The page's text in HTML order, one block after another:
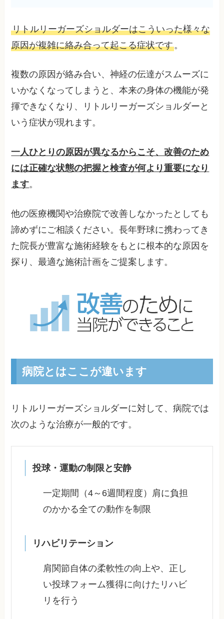
リトルリーガーズショルダーはこういった様々な
原因が複雑に絡み合って起こる症状です。
複数の原因が絡み合い、神経の伝達がスムーズに
いかなくなってしまうと、本来の身体の機能が発
揮できなくなり、リトルリーガーズショルダーと
いう症状が現れます。
一人ひとりの原因が異なるからこそ、改善のため
には正確な状態の把握と検査が何より重要になり
ます。
他の医療機関や治療院で改善しなかったとしても
諦めずにご相談ください。長年野球に携わってき
た院長が豊富な施術経験をもとに根本的な原因を
探り、最適な施術計画をご提案します。
病院とはここが違います
リトルリーガーズショルダーに対して、病院では
次のような治療が一般的です。
投球・運動の制限と安静
一定期間（4～6週間程度）肩に負担
のかかる全ての動作を制限
リハビリテーション
肩関節自体の柔軟性の向上や、正し
い投球フォーム獲得に向けたリハビ
リを行う